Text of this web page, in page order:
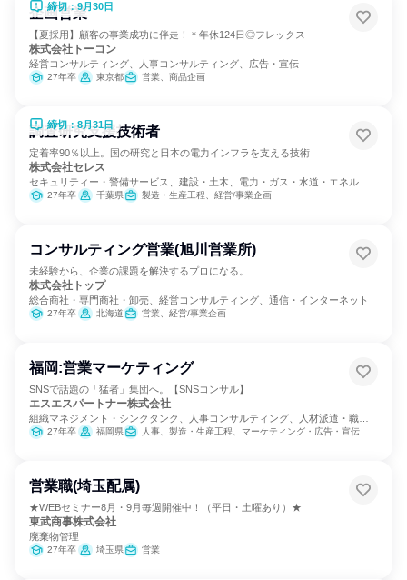
締切：9月30日
企画営業
【夏採用】顧客の事業成功に伴走！＊年休124日◎フレックス
株式会社トーコン
経営コンサルティング、人事コンサルティング、広告・宣伝
27年卒 東京都 営業、商品企画
締切：8月31日
調査研究支援技術者
定着率90％以上。国の研究と日本の電力インフラを支える技術
株式会社セレス
セキュリティー・警備サービス、建設・土木、電力・ガス・水道・エネルギ
ー
27年卒 千葉県 製造・生産工程、経営/事業企画
コンサルティング営業(旭川営業所)
未経験から、企業の課題を解決するプロになる。
株式会社トップ
総合商社・専門商社・卸売、経営コンサルティング、通信・インターネット
27年卒 北海道 営業、経営/事業企画
福岡:営業マーケティング
SNSで話題の「猛者」集団へ。【SNSコンサル】
エスエスパートナー株式会社
組織マネジメント・シンクタンク、人事コンサルティング、人材派遣・職業
紹介27年卒 福岡県 人事、製造・生産工程、マーケティング・広告・宣伝
営業職(埼玉配属)
★WEBセミナー8月・9月毎週開催中！（平日・土曜あり）★
東武商事株式会社
廃棄物管理
27年卒 埼玉県 営業